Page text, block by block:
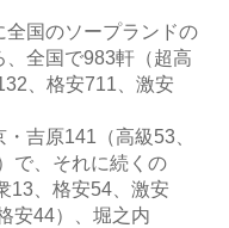
国のソープランドの
全国で983軒（超高
、格安711、激安
吉原141（高級53、
で、それに続くの
13、格安54、激安
安44）、堀之内